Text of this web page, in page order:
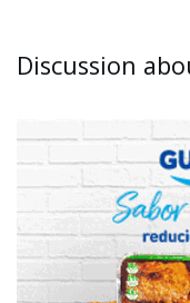
Discussion